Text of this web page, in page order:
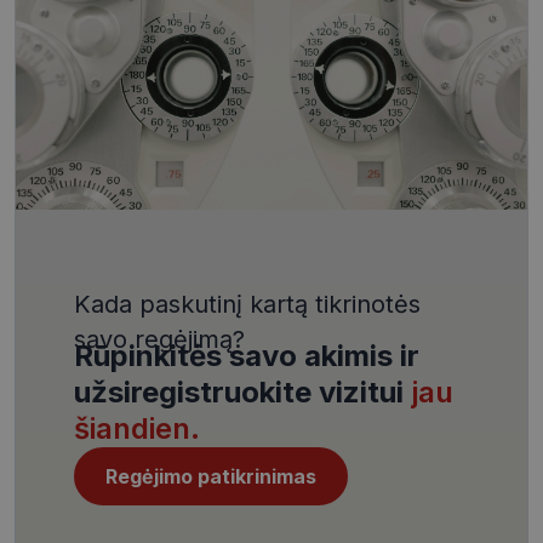
Kada paskutinį kartą tikrinotės
savo regėjimą?
Rūpinkitės savo akimis ir
užsiregistruokite vizitui jau
šiandien.
Regėjimo patikrinimas
VISITOR_PRIVACY_METADATA
YouTube
.youtube.com
4 savaitės
CookieScriptConsent
CookieScript